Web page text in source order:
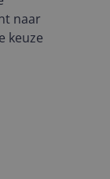
naar
keuze